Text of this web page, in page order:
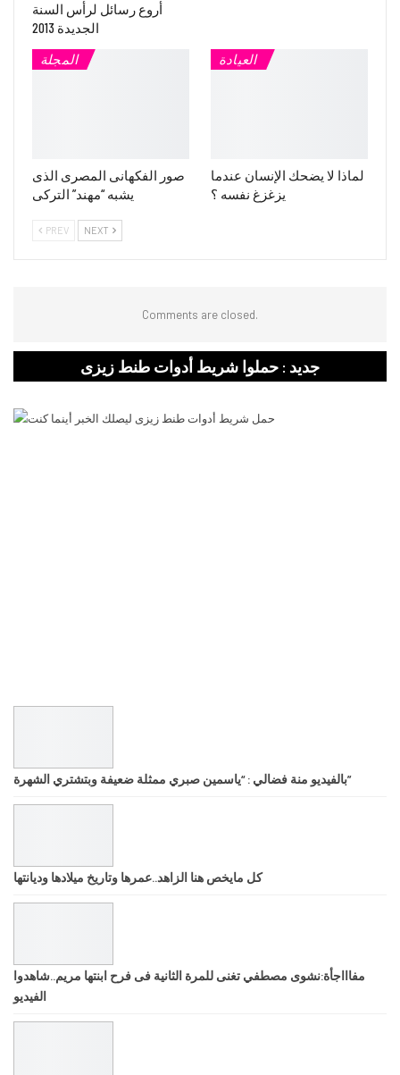
أروع رسائل لرأس السنة
الجديدة 2013
المجلة
صور الفكهانى المصرى الذى
يشبه “مهند” التركى
العيادة
لماذا لا يضحك الإنسان عندما
يزغزغ نفسه ؟
PREV NEXT
Comments are closed.
جديد : حملوا شريط أدوات طنط زيزى
بالفيديو منة فضالي : “ياسمين صبري ممثلة ضعيفة وبتشتري الشهرة”
كل مايخص هنا الزاهد..عمرها وتاريخ ميلادها وديانتها
مفاااجأة:نشوى مصطفي تغنى للمرة الثانية فى فرح ابنتها مريم..شاهدوا
الفيديو